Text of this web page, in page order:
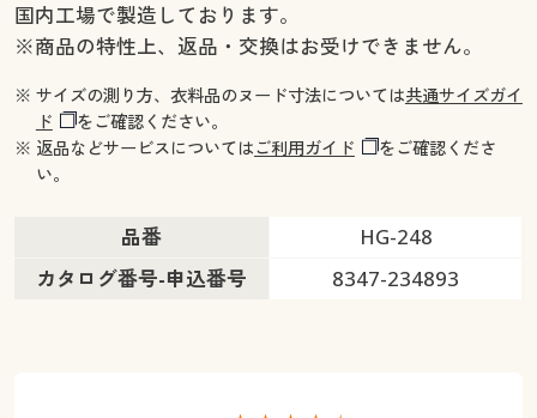
国内工場で製造しております。
※商品の特性上、返品・交換はお受けできません。
※ サイズの測り方、衣料品のヌード寸法については共通サイズガイ
ド
をご確認ください。
※ 返品などサービスについてはご利用ガイド
をご確認くださ
い。
品番
HG-248
カタログ番号-申込番号
8347-234893